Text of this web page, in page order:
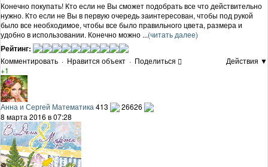
Конечно покупать! Кто если не Вы сможет подобрать все что действительно
нужно. Кто если не Вы в первую очередь заинтересован, чтобы под рукой
было все необходимое, чтобы все было правильного цвета, размера и
удобно в использовании. Конечно можно ...(читать далее)
Рейтинг:
Комментировать · Нравится объект · Поделиться
Действия ▼
+1
Анна и Сергей Математика 413
26626
8 марта 2016 в 07:28